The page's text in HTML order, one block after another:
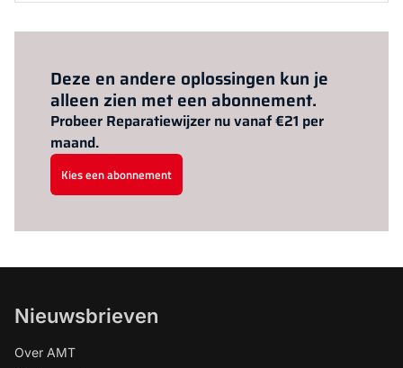
Deze en andere oplossingen kun je
alleen zien met een abonnement.
Probeer Reparatiewijzer nu vanaf €21 per
maand.
Kies een abonnement
Nieuwsbrieven
Over AMT